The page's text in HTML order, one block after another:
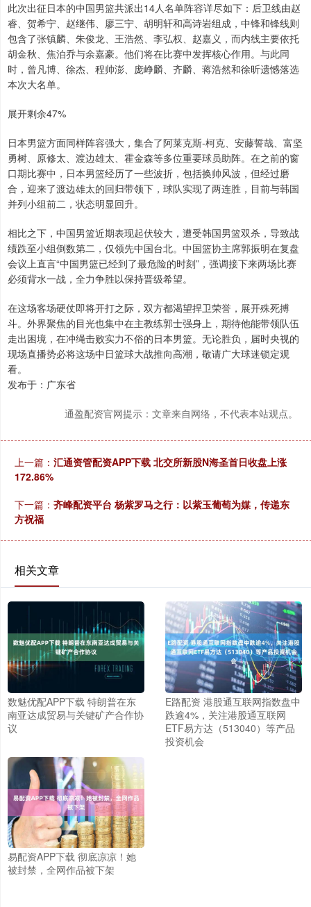
此次出征日本的中国男篮共派出14人名单阵容详尽如下：后卫线由赵
睿、贺希宁、赵继伟、廖三宁、胡明轩和高诗岩组成，中锋和锋线则
包含了张镇麟、朱俊龙、王浩然、李弘权、赵嘉义，而内线主要依托
胡金秋、焦泊乔与余嘉豪。他们将在比赛中发挥核心作用。与此同
时，曾凡博、徐杰、程帅澎、庞峥麟、齐麟、蒋浩然和徐昕遗憾落选
本次大名单。
展开剩余47%
日本男篮方面同样阵容强大，集合了阿莱克斯-柯克、安藤誓哉、富坚
勇树、原修太、渡边雄太、霍金森等多位重要球员助阵。在之前的窗
口期比赛中，日本男篮经历了一些波折，包括换帅风波，但经过磨
合，迎来了渡边雄太的回归带领下，球队实现了两连胜，目前与韩国
并列小组前二，状态明显回升。
相比之下，中国男篮近期表现起伏较大，遭受韩国男篮双杀，导致战
绩跌至小组倒数第二，仅领先中国台北。中国篮协主席郭振明在复盘
会议上直言“中国男篮已经到了最危险的时刻”，强调接下来两场比赛
必须背水一战，全力争胜以保持晋级希望。
在这场客场硬仗即将开打之际，双方都渴望捍卫荣誉，展开殊死搏
斗。外界聚焦的目光也集中在主教练郭士强身上，期待他能带领队伍
走出困境，在冲绳击败实力不俗的日本男篮。无论胜负，届时央视的
现场直播势必将这场中日篮球大战推向高潮，敬请广大球迷锁定观
看。
发布于：广东省
通盈配资官网提示：文章来自网络，不代表本站观点。
上一篇： 汇通资管配资APP下载 北交所新股N海圣首日收盘上涨
172.86%
下一篇：齐峰配资平台 杨紫罗马之行：以紫玉葡萄为媒，传递东
方祝福
相关文章
数魅优配APP下载 特朗普在东
南亚达成贸易与关键矿产合作协
议
E路配资 港股通互联网指数盘中
跌逾4%，关注港股通互联网
ETF易方达（513040）等产品
投资机会
易配资APP下载 彻底凉凉！她
被封禁，全网作品被下架